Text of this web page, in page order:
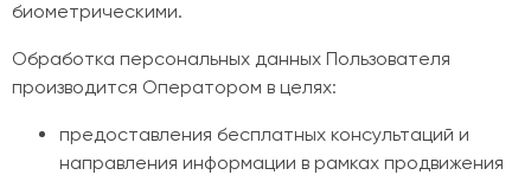
биометрическими.
Обработка персональных данных Пользователя
производится Оператором в целях:
предоставления бесплатных консультаций и
направления информации в рамках продвижения